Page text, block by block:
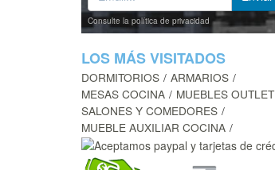
Consulte la política de privacidad
LOS MÁS VISITADOS
DORMITORIOS
ARMARIOS
MESAS COCINA
MUEBLES OUTLET
SALONES Y COMEDORES
MUEBLE AUXILIAR COCINA